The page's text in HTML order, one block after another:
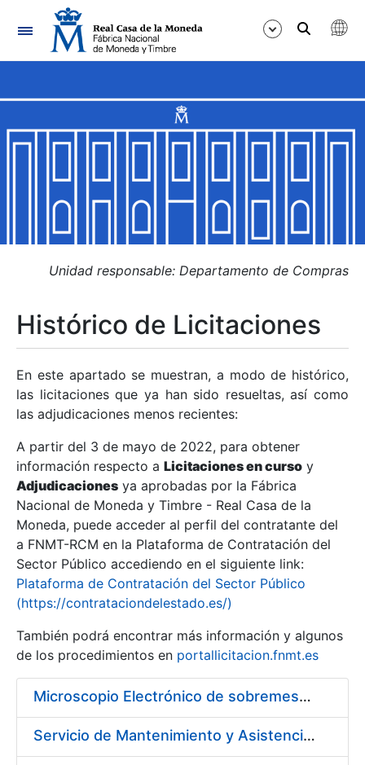
Navegación
Mostrar/Ocultar
Mostrar/Ocultar
Mostrar/Ocultar
Mostrar/Ocultar
Mostrar/Ocultar
Mostrar/Ocultar
Unidad responsable: Departamento de Compras
Histórico de Licitaciones
En este apartado se muestran, a modo de histórico,
las licitaciones que ya han sido resueltas, así como
las adjudicaciones menos recientes:
A partir del 3 de mayo de 2022, para obtener
información respecto a Licitaciones en curso y
Adjudicaciones ya aprobadas por la Fábrica
Nacional de Moneda y Timbre - Real Casa de la
Moneda, puede acceder al perfil del contratante del
a FNMT-RCM en la Plataforma de Contratación del
Sector Público accediendo en el siguiente link:
Plataforma de Contratación del Sector Público
(https://contrataciondelestado.es/)
También podrá encontrar más información y algunos
de los procedimientos en portallicitacion.fnmt.es
Microscopio Electrónico de sobremesa con Sistema de Análisis por Rayos X (SEM/EDX)
Servicio de Mantenimiento y Asistencia Técnica Integral de las Impresoras HP INDIGO 12000 del Departamento de Timbre y serie III HP 7900 Departamento de Imprenta/Tarjetas en su sede de Madrid